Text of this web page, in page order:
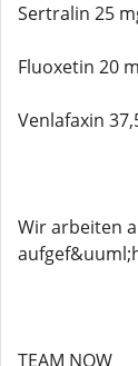
Sertralin 25
Fluoxetin 20
Venlafaxin
Wir arbeiten
TEAM NOW